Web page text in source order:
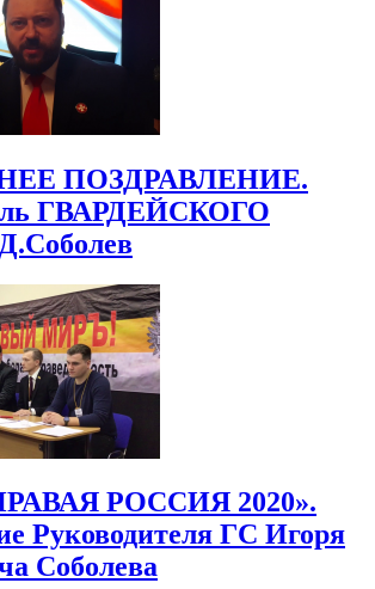
ПОЗДРАВЛЕНИЕ.
ГВАРДЕЙСКОГО
РОССИЯ 2020».
Руководителя ГС Игоря
Соболева